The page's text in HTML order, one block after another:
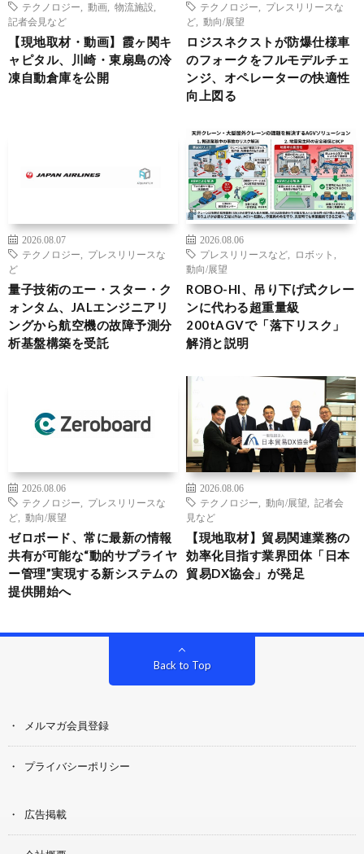
テクノロジー
動画 物流施設
記者会見など
【現地取材・動画】霞ヶ関キ
ャピタル、川崎・東扇島の冷
凍自動倉庫を公開
テクノロジー
プレスリリースな
ど
動向/展望
ロジスネクストが防爆仕様車
のフォークをフルモデルチェ
ンジ、オペレーターの快適性
向上図る
2026.08.07
テクノロジー
プレスリリースな
ど
量子技術のエー・スター・ク
ォンタム、JALエンジニアリ
ングから航空機の故障予測分
析基盤構築を受託
2026.08.06
プレスリリースなど
ロボット
動向/展望
ROBO-HI、吊り下げ式クレー
ンに代わる超重量級
200tAGVで「落下リスク」
解消と説明
2026.08.06
テクノロジー
プレスリリースな
ど
動向/展望
ゼロボード、常に最新の情報
共有が可能な“動的サプライヤ
ー管理”実現する新システムの
提供開始へ
2026.08.06
テクノロジー
動向/展望
記者会
見など
【現地取材】貿易関連業務の
効率化目指す業界団体「日本
貿易DX協会」が発足
Back to Top
メルマガ会員登録
プライバシーポリシー
広告掲載